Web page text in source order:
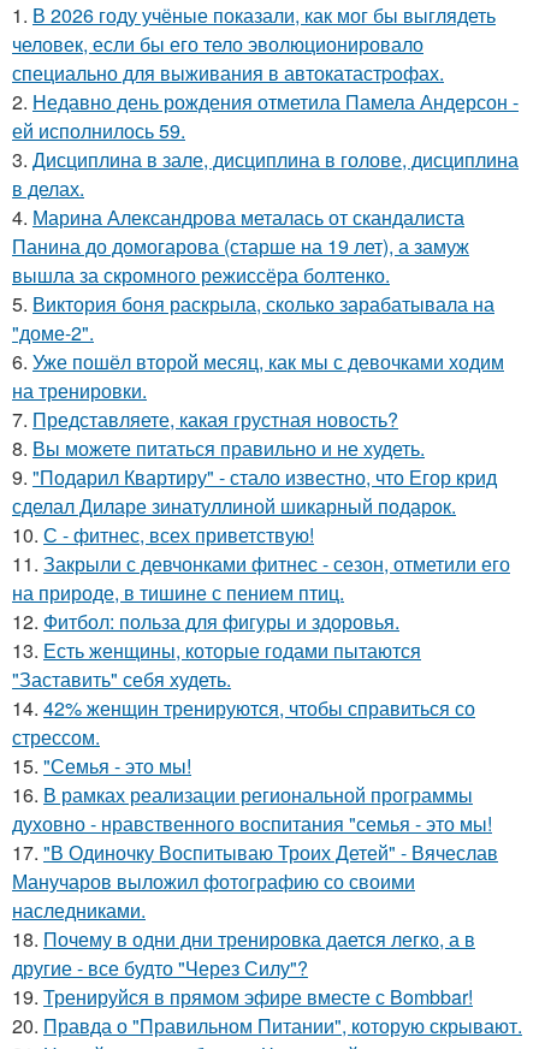
1. В 2026 году учёные показали, как мог бы выглядеть
человек, если бы его тело эволюционировало
специально для выживания в автокатастpoфах.
2. Недавно день рождения отметила Памела Андерсон -
ей исполнилось 59.
3. Дисциплина в зале, дисциплина в голове, дисциплина
в делах.
4. Марина Александрова металась от скандалиста
Панина до домогарова (старше на 19 лет), а замуж
вышла за скромного режиссёра болтенко.
5. Виктория боня раскрыла, сколько зарабатывала на
"доме-2".
6. Уже пошёл второй месяц, как мы с девочками ходим
на тренировки.
7. Представляете, какая грустная новость?
8. Вы можете питаться правильно и не худеть.
9. "Подарил Квартиру" - стало известно, что Егор крид
сделал Диларе зинатуллиной шикарный подарок.
10. С - фитнес, всех приветствую!
11. Закрыли с девчонками фитнес - сезон, отметили его
на природе, в тишине с пением птиц.
12. Фитбол: польза для фигуры и здоровья.
13. Есть женщины, которые годами пытаются
"Заставить" себя худеть.
14. 42% женщин тренируются, чтобы справиться со
стрессом.
15. "Семья - это мы!
16. В рамках реализации региональной программы
духовно - нравственного воспитания "семья - это мы!
17. "В Одиночку Воспитываю Троих Детей" - Вячеслав
Манучаров выложил фотографию со своими
наследниками.
18. Почему в одни дни тренировка дается легко, а в
другие - все будто "Через Силу"?
19. Тренируйся в прямом эфире вместе с Bombbar!
20. Правда о "Правильном Питании", которую скрывают.